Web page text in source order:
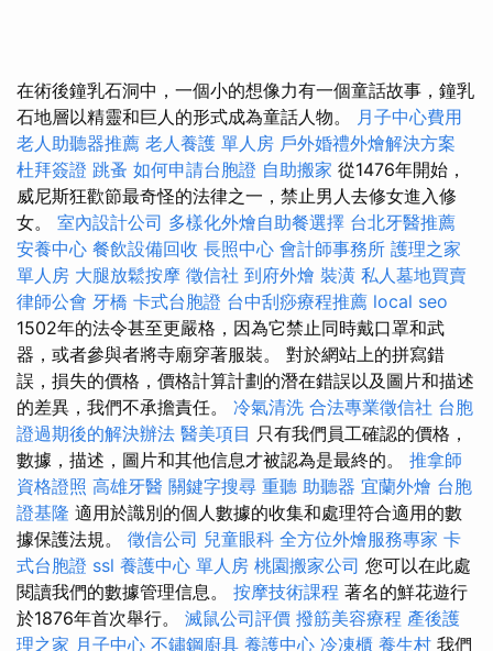
在術後鐘乳石洞中，一個小的想像力有一個童話故事，鐘乳
石地層以精靈和巨人的形式成為童話人物。 月子中心費用
老人助聽器推薦 老人養護 單人房 戶外婚禮外燴解決方案
杜拜簽證 跳蚤 如何申請台胞證 自助搬家 從1476年開始，
威尼斯狂歡節最奇怪的法律之一，禁止男人去修女進入修
女。 室內設計公司 多樣化外燴自助餐選擇 台北牙醫推薦
安養中心 餐飲設備回收 長照中心 會計師事務所 護理之家
單人房 大腿放鬆按摩 徵信社 到府外燴 裝潢 私人墓地買賣
律師公會 牙橋 卡式台胞證 台中刮痧療程推薦 local seo
1502年的法令甚至更嚴格，因為它禁止同時戴口罩和武
器，或者參與者將寺廟穿著服裝。 對於網站上的拼寫錯
誤，損失的價格，價格計算計劃的潛在錯誤以及圖片和描述
的差異，我們不承擔責任。 冷氣清洗 合法專業徵信社 台胞
證過期後的解決辦法 醫美項目 只有我們員工確認的價格，
數據，描述，圖片和其他信息才被認為是最終的。 推拿師
資格證照 高雄牙醫 關鍵字搜尋 重聽 助聽器 宜蘭外燴 台胞
證基隆 適用於識別的個人數據的收集和處理符合適用的數
據保護法規。 徵信公司 兒童眼科 全方位外燴服務專家 卡
式台胞證 ssl 養護中心 單人房 桃園搬家公司 您可以在此處
閱讀我們的數據管理信息。 按摩技術課程 著名的鮮花遊行
於1876年首次舉行。 滅鼠公司評價 撥筋美容療程 產後護
理之家 月子中心 不鏽鋼廚具 養護中心 冷凍櫃 養生村 我們